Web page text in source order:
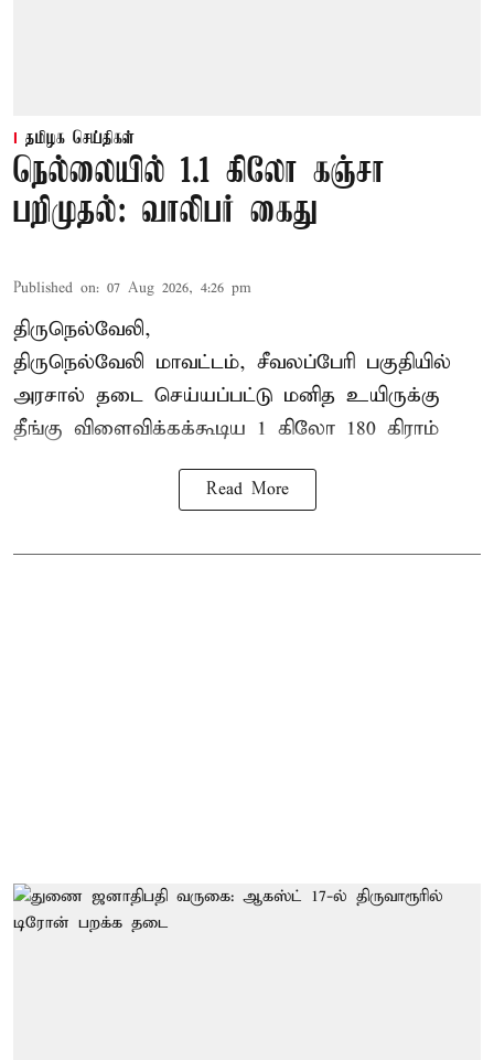
தமிழக செய்திகள்
நெல்லையில் 1.1 கிலோ கஞ்சா
பறிமுதல்: வாலிபர் கைது
Published on: 07 Aug 2026, 4:26 pm
திருநெல்வேலி,
திருநெல்வேலி மாவட்டம், சீவலப்பேரி பகுதியில்
அரசால் தடை செய்யப்பட்டு மனித உயிருக்கு
தீங்கு விளைவிக்கக்கூடிய 1 கிலோ 180 கிராம்
Read More